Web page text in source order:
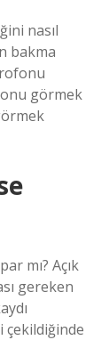
nasıl
bakma
görmek
mı? Açık
gereken
çekildiğinde